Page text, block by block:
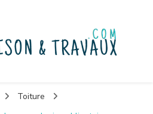
Toiture